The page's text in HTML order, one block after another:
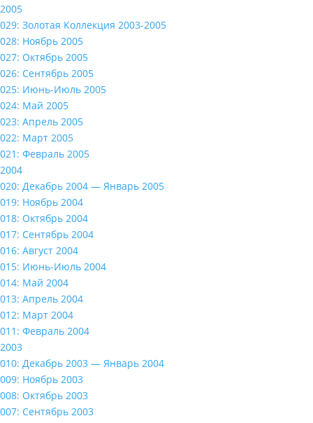
2005
029: Золотая Коллекция 2003-2005
028: Ноябрь 2005
027: Октябрь 2005
026: Сентябрь 2005
025: Июнь-Июль 2005
024: Май 2005
023: Апрель 2005
022: Март 2005
021: Февраль 2005
2004
020: Декабрь 2004 — Январь 2005
019: Ноябрь 2004
018: Октябрь 2004
017: Сентябрь 2004
016: Август 2004
015: Июнь-Июль 2004
014: Май 2004
013: Апрель 2004
012: Март 2004
011: Февраль 2004
2003
010: Декабрь 2003 — Январь 2004
009: Ноябрь 2003
008: Октябрь 2003
007: Сентябрь 2003